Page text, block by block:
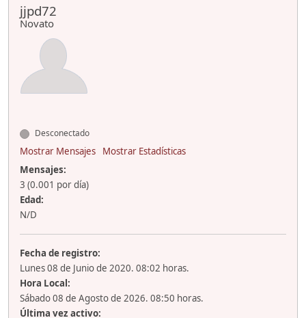
jjpd72
Novato
Desconectado
Mostrar Mensajes
Mostrar Estadísticas
Mensajes:
3 (0.001 por día)
Edad:
N/D
Fecha de registro:
Lunes 08 de Junio de 2020. 08:02 horas.
Hora Local:
Sábado 08 de Agosto de 2026. 08:50 horas.
Última vez activo: